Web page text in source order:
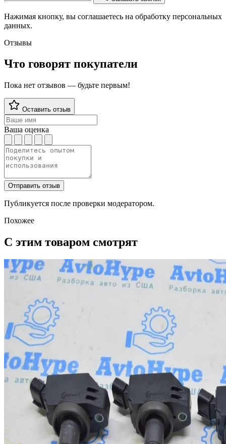
Нажимая кнопку, вы соглашаетесь на обработку персональных
данных.
Отзывы
Что говорят покупатели
Пока нет отзывов — будьте первым!
Оставить отзыв
Ваша оценка
Отправить отзыв
Публикуется после проверки модератором.
Похожее
С этим товаром смотрят